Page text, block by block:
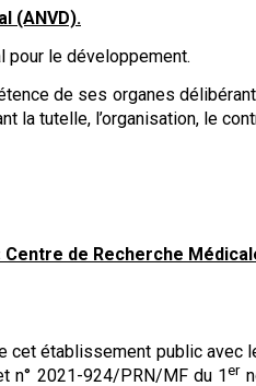
(ANVD).
pour le développement.
de ses organes
la tutelle, l’organisation, le
de Recherche
cet établissement public
n° 2021-924/PRN/MF du 1er